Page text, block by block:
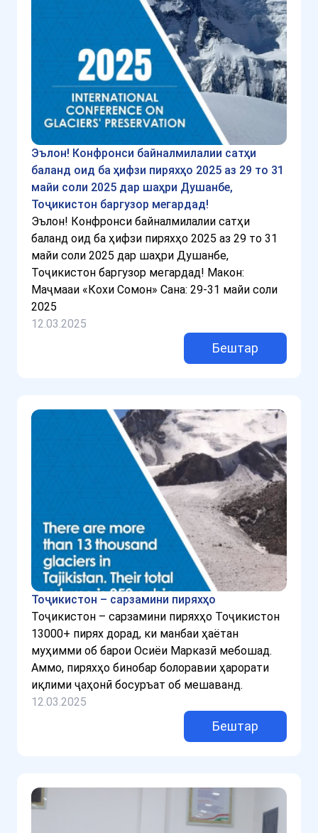
Эълон! Конфронси байналмилалии сатҳи
баланд оид ба ҳифзи пиряхҳо 2025 аз 29 то 31
майи соли 2025 дар шаҳри Душанбе,
Тоҷикистон баргузор мегардад!
Эълон! Конфронси байналмилалии сатҳи
баланд оид ба ҳифзи пиряхҳо 2025 аз 29 то 31
майи соли 2025 дар шаҳри Душанбе,
Тоҷикистон баргузор мегардад! Макон:
Маҷмааи «Кохи Сомон» Сана: 29-31 майи соли
2025
12.03.2025
Бештар
Тоҷикистон – сарзамини пиряхҳо
Тоҷикистон – сарзамини пиряхҳо Тоҷикистон
13000+ пирях дорад, ки манбаи ҳаётан
муҳимми об барои Осиёи Марказӣ мебошад.
Аммо, пиряхҳо бинобар болоравии ҳарорати
иқлими ҷаҳонӣ босуръат об мешаванд.
12.03.2025
Бештар